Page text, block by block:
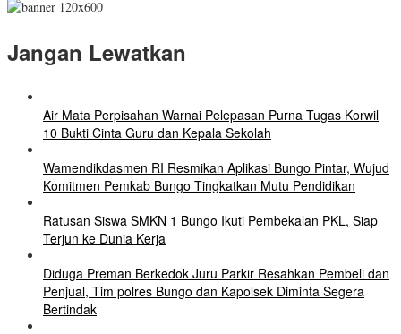
Jangan Lewatkan
Air Mata Perpisahan Warnai Pelepasan Purna Tugas Korwil
10 Bukti Cinta Guru dan Kepala Sekolah
Wamendikdasmen RI Resmikan Aplikasi Bungo Pintar, Wujud
Komitmen Pemkab Bungo Tingkatkan Mutu Pendidikan
Ratusan Siswa SMKN 1 Bungo Ikuti Pembekalan PKL, Siap
Terjun ke Dunia Kerja
Diduga Preman Berkedok Juru Parkir Resahkan Pembeli dan
Penjual, Tim polres Bungo dan Kapolsek Diminta Segera
Bertindak